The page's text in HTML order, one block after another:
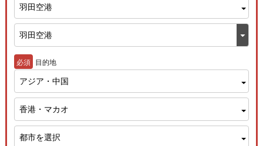
羽田空港
必須 目的地
アジア・中国
香港・マカオ
都市を選択